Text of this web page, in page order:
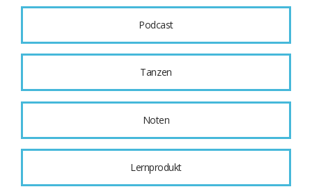
Podcast
Tanzen
Noten
Lernprodukt